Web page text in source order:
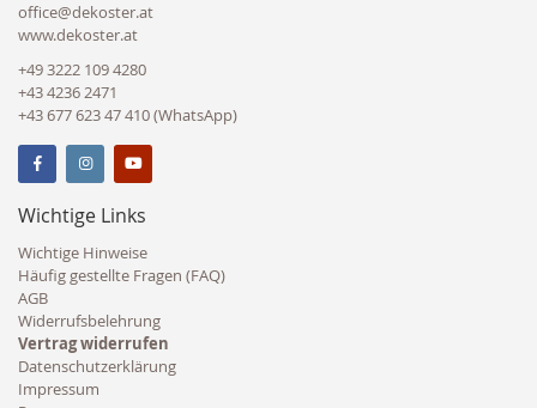
office@dekoster.at
www.dekoster.at
+49 3222 109 4280
+43 4236 2471
+43 677 623 47 410 (WhatsApp)
Wichtige Links
Wichtige Hinweise
Häufig gestellte Fragen (FAQ)
AGB
Widerrufsbelehrung
Vertrag widerrufen
Datenschutzerklärung
Impressum